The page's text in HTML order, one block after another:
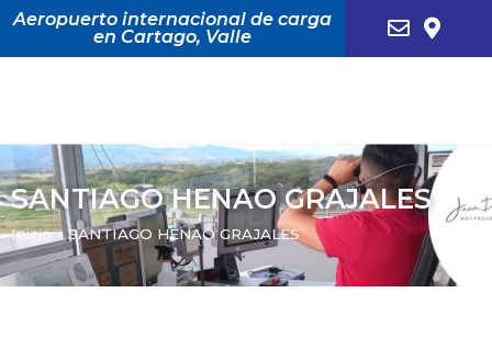
Aeropuerto internacional de carga
en Cartago, Valle
SANTIAGO HENAO GRAJALES
Inicio»SANTIAGO HENAO GRAJALES